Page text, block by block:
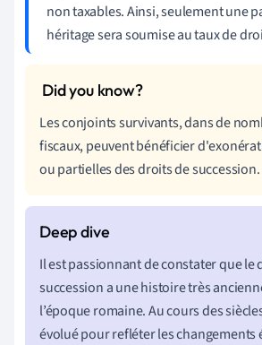
non taxables. Ainsi, seulement une
héritage sera soumise au taux de
Les conjoints survivants, dans de
fiscaux, peuvent bénéficier
ou partielles des droits de succession.
Il est passionnant de constater que le
succession a une histoire très
l’époque romaine. Au cours des
évolué pour refléter les changements